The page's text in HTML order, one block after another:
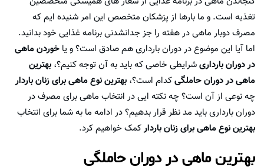
تغذیه است. و ما بارها از پزشکان متخصص این امر شنیده ایم که
مصرف دوبار ماهی در هفته را جز جدانشدنی برنامه غذایی خود بدانید.
اما آیا این موضوع در دوران بارداری هم صادق است؟ و یا خوردن ماهی
در دوران بارداریشرایطی خاصی که باید به آن توجه کنیم؟، بهترین
ماهی در دوران حاملگیکدام است؟، بهترین نوع ماهی برای زنان باردار
چه نوعی از آن است؟ چه نکته ایی در انتخاب ماهی برای مصرف در
دوران بارداری باید مد نظر قرار بدهیم؟ در ادامه ما به شما برای انتخاب
بهترین نوع ماهی برای زنان باردارکمک خواهیم کرد.
بهترین ماهی در دوران حاملگی